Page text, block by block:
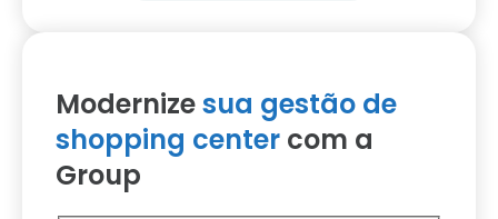
Modernizesua gestão de
shopping centercom a
Group